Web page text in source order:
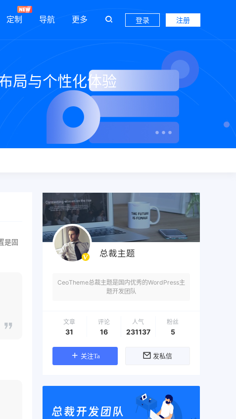
定制 导航 更多 登录 注册
局与个性化体验
是固
总裁主题
CeoTheme总裁主题是国内优秀的WordPress主
题开发团队
文章
31
评论
16
人气
231137
粉丝
5
关注Ta 发私信